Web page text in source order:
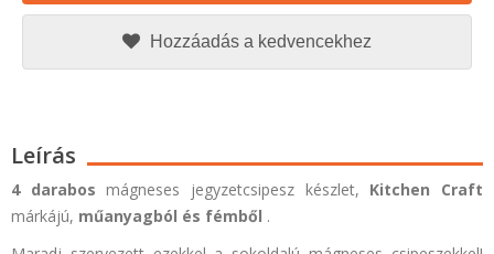
Hozzáadás a kedvencekhez
Leírás
4 darabos mágneses jegyzetcsipesz készlet, Kitchen Craft
márkájú, műanyagból és fémből .